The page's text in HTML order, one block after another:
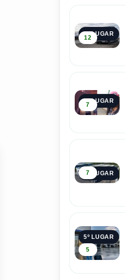
2º LUGAR
12
3º LUGAR
7
4º LUGAR
7
5º LUGAR
5